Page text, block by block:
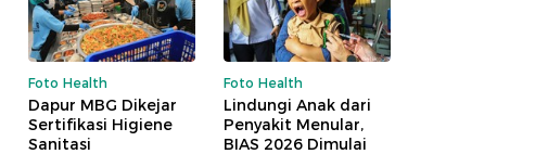
Foto Health
Dapur MBG Dikejar
Sertifikasi Higiene
Sanitasi
Foto Health
Lindungi Anak dari
Penyakit Menular,
BIAS 2026 Dimulai